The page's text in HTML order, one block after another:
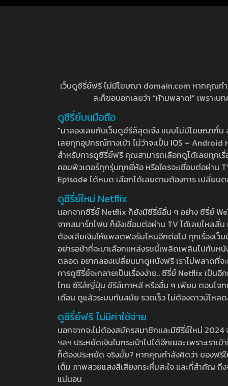
เว็บดูซีรี่ย์ฟรี ไม่มีโฆษณา domain.com หากคุณก
ละก็ขอบอกเลยว่า “ห้ามพลาด!” เพราะ
ดูซีรี่ย์บนมือถือ
"มาลองเลยกับเว็บดูซีรีส์สุดเจ๋ง แบบไม่มีโฆษณากั้
เลยทุกอุปกรณ์ทางเข้า ไม่ว่าจะเป็น IOS –
สำหรับการดูซีรี่ย์ฟรี คุณสามารถเลือกดูได้เลยทุกเ
คอมพิวเตอร์ทุกรุ่นทุกยี่ห้อ หรือใครจะเชื่อมต่อผ่าน
Episode ได้หมด เลือกได้เลยตามต้องการ เปลี่ยน
ดูซีรี่ย์ใหม่ Netflix
นอกจากซีรี่ย์ Netflix ก็ยังมีซีรี่ย์อื่น ๆ อย่าง ซีรี่ย์
จากสมาร์ทโฟน ก็ยังเชื่อมต่อผ่าน TV ได้เลยไหลลื่
ต้องเสียเงินให้แพลตฟอร์มไหนอีกต่อไป ทุกเรื่องเว็
อย่ารอช้าที่จะมาเลือกแหล่งรชนี้เพลิดเพลินไปกับห
ตลอด อยากลองเปลี่ยนมาดูหนังฟรี เราไม่พลาดที่
การดูซีรี่ย์จะกลายเป็นเรื่องง่าย.. ซีรี่ย์ Netflix เป็น
ไทย ซีรีส์ญี่ปุ่น ซีรีส์เกาหลี หรืออื่น ๆ เพียบ ตอบโจท
เดือน ดูแล้วระบบทันสมัย รวดเร็ว ไม่ต้องดาวน์โห
ดูซีรี่ย์ฟรี ไม่มีค่าใช้จ่าย
นอกจากจะไม่ต้องสมัครสมาชิกและมีซีรี่ย์ใหม่
ฯลฯ ประหยัดเงินในกระเป๋าไปได้อีกเยอะ เพราะเร
ก็ต้องประหยัด จริงมั้ย? หากคุณกำลังคิดว่า ของฟ
เต็ม ภาพสวยแสงสีเสียงกระหึ่มสะใจ และที่สำคัญ
แน่นอน